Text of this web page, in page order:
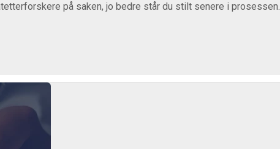
på saken, jo bedre står du stilt senere i prosessen.